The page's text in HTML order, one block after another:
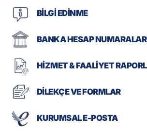
BİLGİ EDİNME
BANKA HESAP
HİZMET & FAALİYET
DİLEKÇE VE FORMLAR
KURUMSAL E-POSTA